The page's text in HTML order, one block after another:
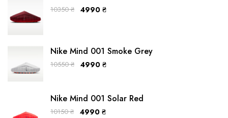
10350₴ 4990 ₴
Nike Mind 001 Smoke Grey
10550₴ 4990 ₴
Nike Mind 001 Solar Red
10150₴ 4990 ₴